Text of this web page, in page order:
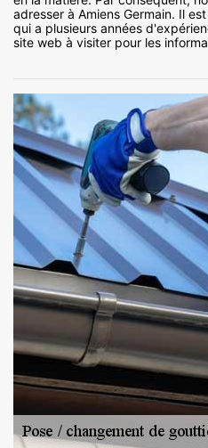
adresser à Amiens Germain. Il
qui a plusieurs années
site web à visiter pour les